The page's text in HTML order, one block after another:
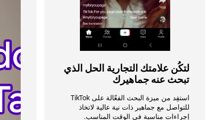
تبحث عنه جماهيرك
إجراءات مناسبة في الوقت المناسب.